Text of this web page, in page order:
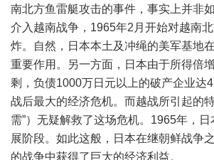
南北方鱼雷艇攻击的事件，事实上并非
介入越南战争，1965年2月开始对越南
炸。自然，日本本土及冲绳的美军基地
重要作用。另一方面，日本由于所得倍
剩，负债1000万日元以上的破产企业达
战后最大的经济危机。而越战所引起的
需”）无疑解救了这场危机。1965年，
展阶段。如此这般，日本在继朝鲜战争
的战争中获得了巨大的经济利益。